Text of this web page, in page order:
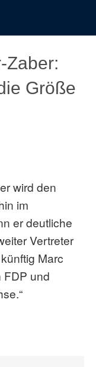
Zaber:
Größe
wird den
im
er deutliche
Vertreter
Marc
FDP und